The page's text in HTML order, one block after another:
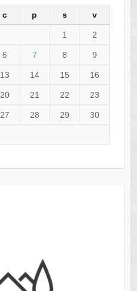
c p s v
1 2
6 7 8 9
13 14 15 16
20 21 22 23
27 28 29 30